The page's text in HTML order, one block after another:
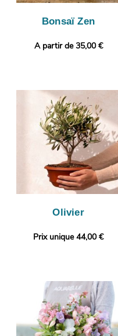
Bonsaï Zen
A partir de 35,00 €
Olivier
Prix unique 44,00 €